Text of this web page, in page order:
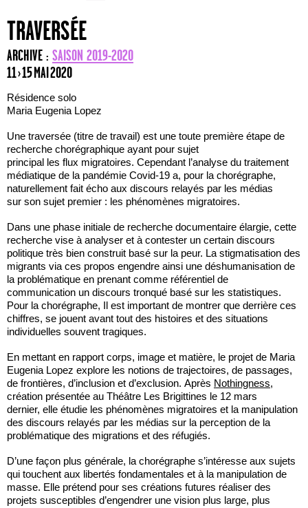
TRAVERSÉE
ARCHIVE : SAISON 2019-2020
11 › 15 MAI 2020
Résidence solo
Maria Eugenia Lopez
Une traversée (titre de travail) est une toute première étape de
recherche chorégraphique ayant pour sujet
principal les flux migratoires. Cependant l’analyse du traitement
médiatique de la pandémie Covid-19 a, pour la chorégraphe,
naturellement fait écho aux discours relayés par les médias
sur son sujet premier : les phénomènes migratoires.
Dans une phase initiale de recherche documentaire élargie, cette
recherche vise à analyser et à contester un certain discours
politique très bien construit basé sur la peur. La stigmatisation des
migrants via ces propos engendre ainsi une déshumanisation de
la problématique en prenant comme référentiel de
communication un discours tronqué basé sur les statistiques.
Pour la chorégraphe, Il est important de montrer que derrière ces
chiffres, se jouent avant tout des histoires et des situations
individuelles souvent tragiques.
En mettant en rapport corps, image et matière, le projet de Maria
Eugenia Lopez explore les notions de trajectoires, de passages,
de frontières, d’inclusion et d’exclusion. Après Nothingness,
création présentée au Théâtre Les Brigittines le 12 mars
dernier, elle étudie les phénomènes migratoires et la manipulation
des discours relayés par les médias sur la perception de la
problématique des migrations et des réfugiés.
D’une façon plus générale, la chorégraphe s’intéresse aux sujets
qui touchent aux libertés fondamentales et à la manipulation de
masse. Elle prétend pour ses créations futures réaliser des
projets susceptibles d’engendrer une vision plus large, plus